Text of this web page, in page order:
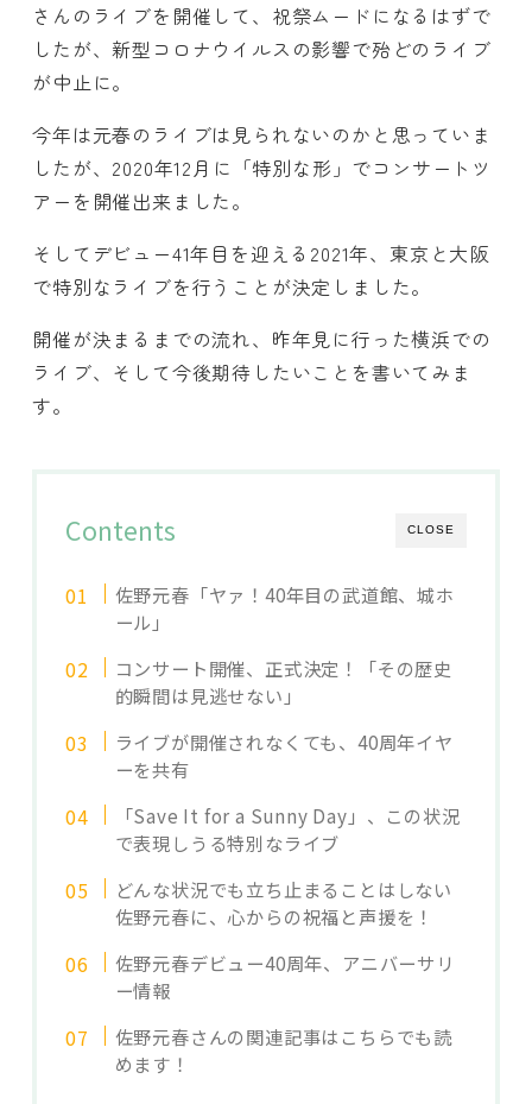
さんのライブを開催して、祝祭ムードになるはずで
したが、新型コロナウイルスの影響で殆どのライブ
が中止に。
今年は元春のライブは見られないのかと思っていま
したが、2020年12月に「特別な形」でコンサートツ
アーを開催出来ました。
そしてデビュー41年目を迎える2021年、東京と大阪
で特別なライブを行うことが決定しました。
開催が決まるまでの流れ、昨年見に行った横浜での
ライブ、そして今後期待したいことを書いてみま
す。
CLOSE
Contents
佐野元春「ヤァ！40年目の武道館、城ホ
ール」
コンサート開催、正式決定！「その歴史
的瞬間は見逃せない」
ライブが開催されなくても、40周年イヤ
ーを共有
「Save It for a Sunny Day」、この状況
で表現しうる特別なライブ
どんな状況でも立ち止まることはしない
佐野元春に、心からの祝福と声援を！
佐野元春デビュー40周年、アニバーサリ
ー情報
佐野元春さんの関連記事はこちらでも読
めます！